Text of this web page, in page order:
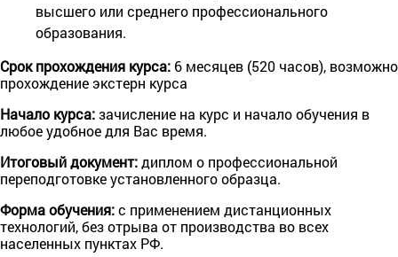
высшего или среднего профессионального
образования.
Срок прохождения курса: 6 месяцев (520 часов), возможно
прохождение экстерн курса
Начало курса:зачисление на курс и начало обучения в
любое удобное для Вас время.
Итоговый документ:диплом о профессиональной
переподготовке установленного образца.
Форма обучения:с применением дистанционных
технологий, без отрыва от производства во всех
населенных пунктах РФ.